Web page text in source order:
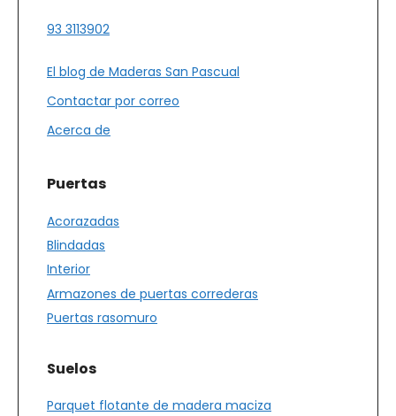
93 3113902
El blog de Maderas San Pascual
Contactar por correo
Acerca de
Puertas
Acorazadas
Blindadas
Interior
Armazones de puertas correderas
Puertas rasomuro
Suelos
Parquet flotante de madera maciza